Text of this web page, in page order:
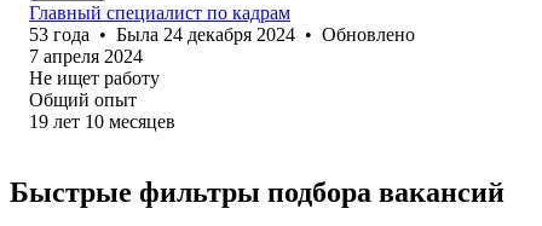
Главный специалист по кадрам
53 года • Была 24 декабря 2024 • Обновлено
7 апреля 2024
Не ищет работу
Общий опыт
19 лет 10 месяцев
Быстрые фильтры подбора вакансий